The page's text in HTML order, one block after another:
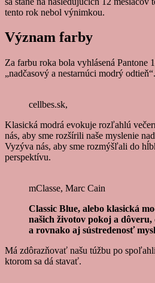
tento rok nebol výnimkou.
Význam farby
Za farbu roka bola vyhlásená Pantone
„nadčasový a nestarnúci modrý odtieň“.
cellbes.sk,
Klasická modrá evokuje rozľahlú
nás, aby sme rozšírili naše myslenie
Vyzýva nás, aby sme rozmýšľali do
perspektívu.
mClasse, Marc Cain
Classic Blue, alebo klasická
našich životov pokoj a dôveru,
a rovnako aj sústredenosť
Má zdôrazňovať našu túžbu po
ktorom sa dá stavať.